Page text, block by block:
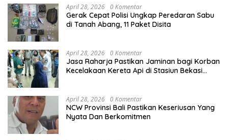
April 28, 2026 0 Komentar
Gerak Cepat Polisi Ungkap Peredaran Sabu
di Tanah Abang, 11 Paket Disita
April 28, 2026 0 Komentar
Jasa Raharja Pastikan Jaminan bagi Korban
Kecelakaan Kereta Api di Stasiun Bekasi
April 28, 2026 0 Komentar
NCW Provinsi Bali Pastikan Keseriusan Yang
Nyata Dan Berkomitmen